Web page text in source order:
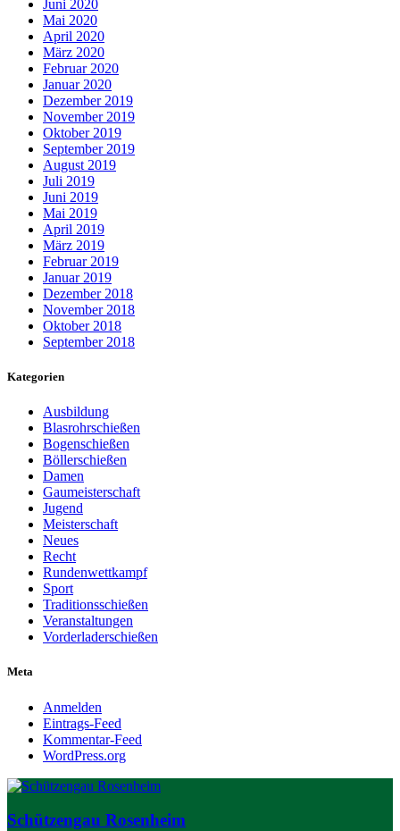
Juni 2020
Mai 2020
April 2020
März 2020
Februar 2020
Januar 2020
Dezember 2019
November 2019
Oktober 2019
September 2019
August 2019
Juli 2019
Juni 2019
Mai 2019
April 2019
März 2019
Februar 2019
Januar 2019
Dezember 2018
November 2018
Oktober 2018
September 2018
Kategorien
Ausbildung
Blasrohrschießen
Bogenschießen
Böllerschießen
Damen
Gaumeisterschaft
Jugend
Meisterschaft
Neues
Recht
Rundenwettkampf
Sport
Traditionsschießen
Veranstaltungen
Vorderladerschießen
Meta
Anmelden
Eintrags-Feed
Kommentar-Feed
WordPress.org
Schützengau Rosenheim